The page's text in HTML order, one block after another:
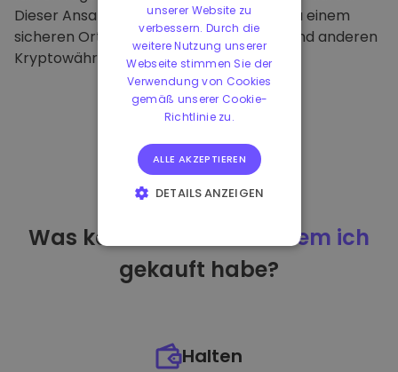
Dieser Ansatz macht unsere Plattform zu einem
sicheren Ort für die Aufbewahrung von und anderen
Kryptowährungen.
Was kann ich tun
nachdem ich
gekauft habe?
Halten
unserer Website zu
verbessern. Durch die
weitere Nutzung unserer
Webseite stimmen Sie der
Verwendung von Cookies
gemäß unserer Cookie-
Richtlinie zu.
ALLE AKZEPTIEREN
DETAILS ANZEIGEN
PERFORMANCE